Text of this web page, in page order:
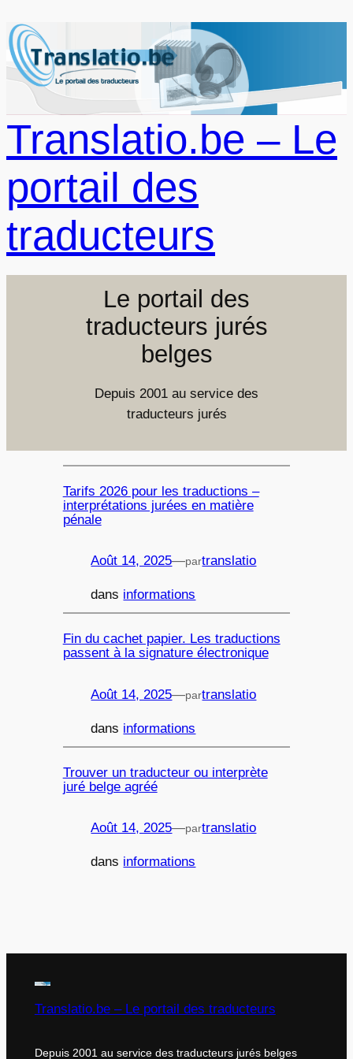
au
contenu
Translatio.be – Le
portail des
traducteurs
Le portail des
traducteurs jurés
belges
Depuis 2001 au service des
traducteurs jurés
Tarifs 2026 pour les traductions –
interprétations jurées en matière
pénale
Août 14, 2025—partranslatio
dans informations
Fin du cachet papier. Les traductions
passent à la signature électronique
Août 14, 2025—partranslatio
dans informations
Trouver un traducteur ou interprète
juré belge agréé
Août 14, 2025—partranslatio
dans informations
Translatio.be – Le portail des traducteurs
Depuis 2001 au service des traducteurs jurés belges